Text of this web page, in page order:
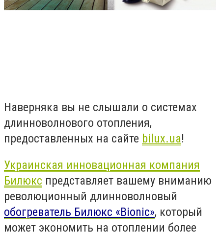
Наверняка вы не слышали о системах
длинноволнового отопления,
предоставленных на сайте bilux.ua!
Украинская инновационная компания
Билюкс представляет вашему вниманию
революционный длинноволновый
обогреватель Билюкс «Bionic», который
может экономить на отоплении более